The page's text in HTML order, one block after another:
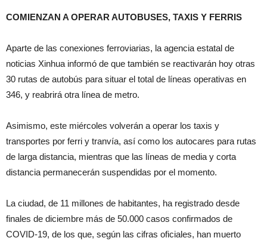
COMIENZAN A OPERAR AUTOBUSES, TAXIS Y FERRIS
Aparte de las conexiones ferroviarias, la agencia estatal de
noticias Xinhua informó de que también se reactivarán hoy otras
30 rutas de autobús para situar el total de líneas operativas en
346, y reabrirá otra línea de metro.
Asimismo, este miércoles volverán a operar los taxis y
transportes por ferri y tranvía, así como los autocares para rutas
de larga distancia, mientras que las líneas de media y corta
distancia permanecerán suspendidas por el momento.
La ciudad, de 11 millones de habitantes, ha registrado desde
finales de diciembre más de 50.000 casos confirmados de
COVID-19, de los que, según las cifras oficiales, han muerto